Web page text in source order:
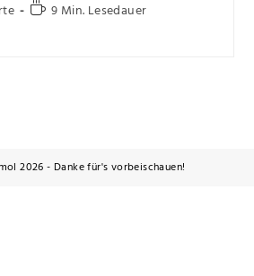
9 Min. Lesedauer
2026 - Danke für's vorbeischauen!